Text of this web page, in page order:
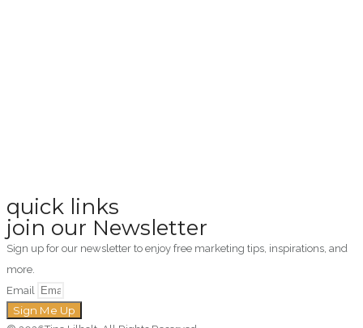
quick links
join our Newsletter
Sign up for our newsletter to enjoy free marketing tips, inspirations, and
more.
Email
Sign Me Up